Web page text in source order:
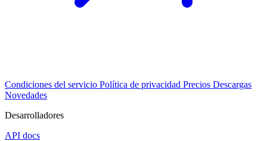
Condiciones del servicio Política de privacidad Precios Descargas
Novedades
Desarrolladores
API docs